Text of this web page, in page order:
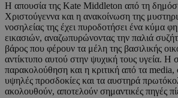
Η απουσία της Kate Middleton από τη
Χριστούγεννα και η ανακοίνωση της
νοσηλείας της έχει πυροδοτήσει ένα κύμα
εικασιών, αναζωπυρώνοντας την παλιά
βάρος που φέρουν τα μέλη της βασιλικής
αντίκτυπο αυτού στην ψυχική τους υγεία. Η
παρακολούθηση και η κριτική από τα
υψηλές προσδοκίες και τα αυστηρά
ακολουθούν, αποτελούν σημαντικές πηγές